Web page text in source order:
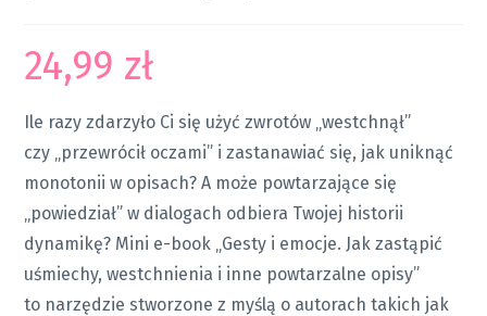
24,99 zł
Ile razy zdarzyło Ci się użyć zwrotów „westchnął”
czy „przewrócił oczami” i zastanawiać się, jak uniknąć
monotonii w opisach? A może powtarzające się
„powiedział” w dialogach odbiera Twojej historii
dynamikę? Mini e-book „Gesty i emocje. Jak zastąpić
uśmiechy, westchnienia i inne powtarzalne opisy”
to narzędzie stworzone z myślą o autorach takich jak